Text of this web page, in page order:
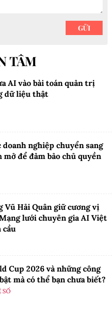
TÂM
AI vào bài toán quản trị
dữ liệu thật
doanh nghiệp chuyển sang
mở để đảm bảo chủ quyền
Vũ Hải Quân giữ cương vị
lưới chuyên gia AI Việt
cầu
Cup 2026 và những công
mà có thể bạn chưa biết?
SỐ